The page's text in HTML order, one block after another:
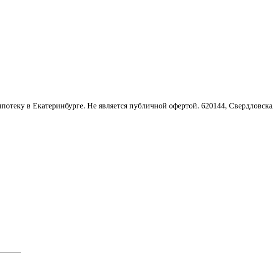
в Екатеринбурге. Не является публичной офертой. 620144,